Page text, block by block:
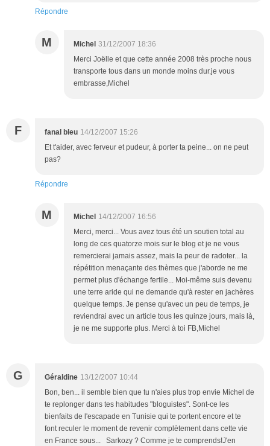
Répondre
M Michel 31/12/2007 18:36
Merci Joëlle et que cette année 2008 très proche nous
transporte tous dans un monde moins dur.je vous
embrasse,Michel
F fanal bleu 14/12/2007 15:26
Et t'aider, avec ferveur et pudeur, à porter ta peine... on ne peut
pas?
Répondre
M Michel 14/12/2007 16:56
Merci, merci... Vous avez tous été un soutien total au
long de ces quatorze mois sur le blog et je ne vous
remercierai jamais assez, mais la peur de radoter... la
répétition menaçante des thèmes que j'aborde ne me
permet plus d'échange fertile... Moi-même suis devenu
une terre aride qui ne demande qu'à rester en jachères
quelque temps. Je pense qu'avec un peu de temps, je
reviendrai avec un article tous les quinze jours, mais là,
je ne me supporte plus. Merci à toi FB,Michel
G Géraldine 13/12/2007 10:44
Bon, ben... il semble bien que tu n'aies plus trop envie Michel de
te replonger dans tes habitudes "bloguistes". Sont-ce les
bienfaits de l'escapade en Tunisie qui te portent encore et te
font reculer le moment de revenir complètement dans cette vie
en France sous... Sarkozy ? Comme je te comprends!J'en